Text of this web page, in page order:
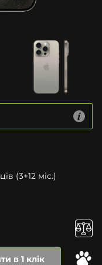
(3+12 міс.)
в 1 клік